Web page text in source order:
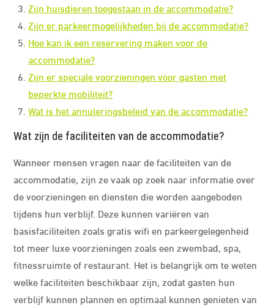
Zijn huisdieren toegestaan in de accommodatie?
Zijn er parkeermogelijkheden bij de accommodatie?
Hoe kan ik een reservering maken voor de
accommodatie?
Zijn er speciale voorzieningen voor gasten met
beperkte mobiliteit?
Wat is het annuleringsbeleid van de accommodatie?
Wat zijn de faciliteiten van de accommodatie?
Wanneer mensen vragen naar de faciliteiten van de
accommodatie, zijn ze vaak op zoek naar informatie over
de voorzieningen en diensten die worden aangeboden
tijdens hun verblijf. Deze kunnen variëren van
basisfaciliteiten zoals gratis wifi en parkeergelegenheid
tot meer luxe voorzieningen zoals een zwembad, spa,
fitnessruimte of restaurant. Het is belangrijk om te weten
welke faciliteiten beschikbaar zijn, zodat gasten hun
verblijf kunnen plannen en optimaal kunnen genieten van